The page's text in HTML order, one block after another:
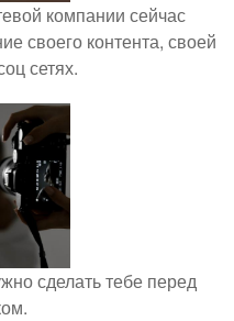
компании сейчас
своего контента, своей
сетях.
сделать тебе перед